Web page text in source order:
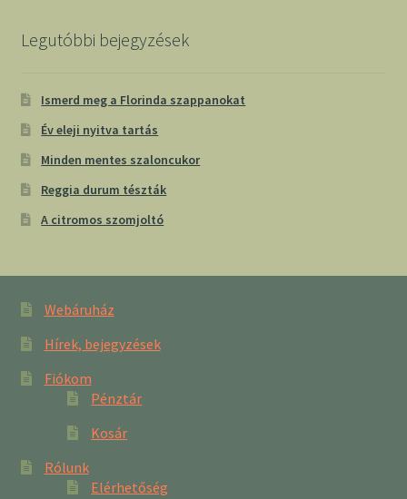
Legutóbbi bejegyzések
Ismerd meg a Florinda szappanokat
Év eleji nyitva tartás
Minden mentes szaloncukor
Reggia durum tészták
A citromos szomjoltó
Webáruház
Hírek, bejegyzések
Fiókom
Pénztár
Kosár
Rólunk
Elérhetőség